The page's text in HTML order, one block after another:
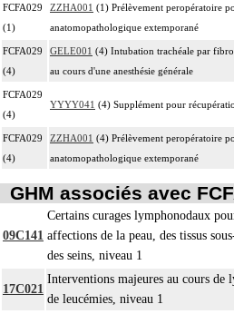
FCFA029
(1)
ZZHA001 (1) Prélèvement peropératoire
anatomopathologique extemporané
FCFA029
(4)
GELE001 (4) Intubation trachéale par
au cours d'une anesthésie générale
FCFA029
(4)
YYYY041 (4) Supplément pour
FCFA029
(4)
ZZHA001 (4) Prélèvement peropératoire
anatomopathologique extemporané
GHM associés avec
09C141
Certains curages lymphonodaux
affections de la peau, des tissus
des seins, niveau 1
17C021
Interventions majeures au cours de
de leucémies, niveau 1